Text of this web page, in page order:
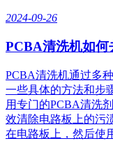
2024-09-26
PCBA清洗机如
PCBA清洗机通过多
一些具体的方法和
用专门的PCBA清洗
效清除电路板上的
在电路板上，然后使